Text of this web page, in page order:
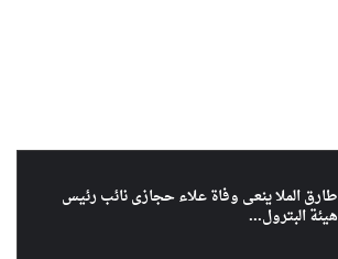
طارق الملا ينعى وفاة علاء حجازى نائب رئيس
هيئة البترول...